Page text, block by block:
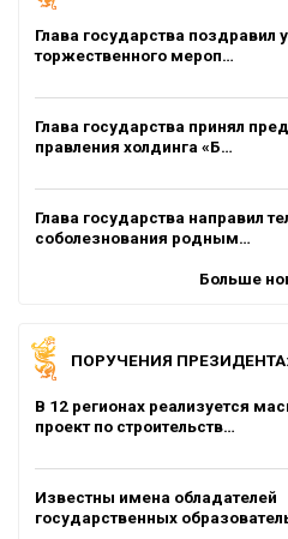
Глава государства поздравил
торжественного мероп…
Глава государства принял
правления холдинга «Б…
Глава государства направил
соболезнования родным…
Больше
ПОРУЧЕНИЯ
В 12 регионах реализуется
проект по строительств…
Известны имена обладателей
государственных